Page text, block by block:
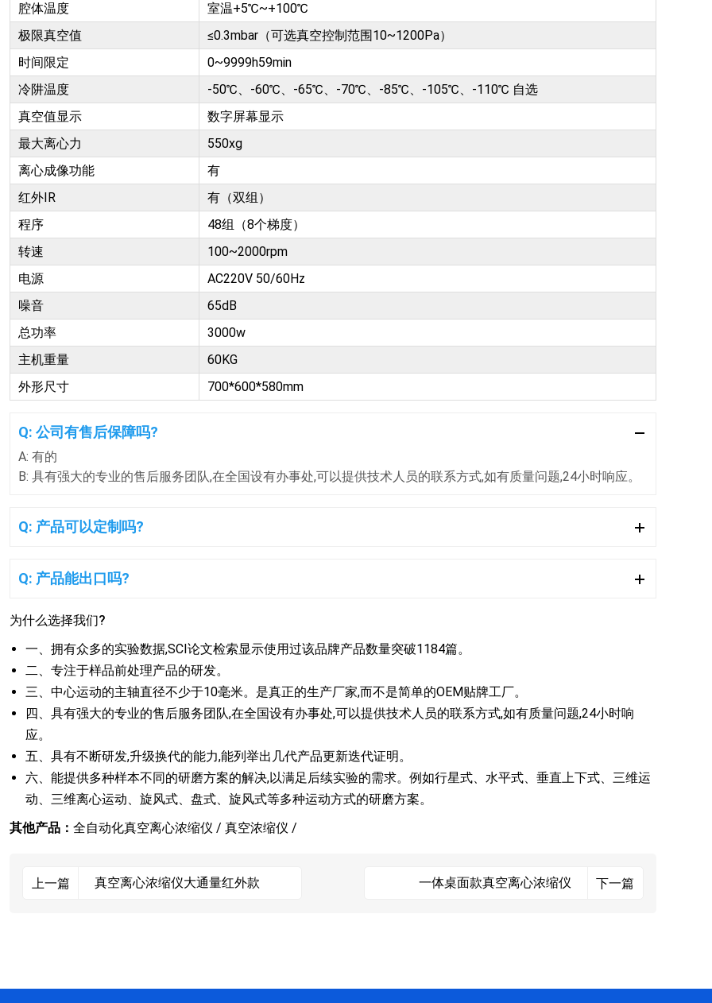
腔体温度
室温+5℃~+100℃
极限真空值
≤0.3mbar（可选真空控制范围10~1200Pa）
时间限定
0~9999h59min
冷阱温度
-50℃、-60℃、-65℃、-70℃、-85℃、-105℃、-110℃ 自选
真空值显示
数字屏幕显示
最大离心力
550xg
离心成像功能
有
红外IR
有（双组）
程序
48组（8个梯度）
转速
100~2000rpm
电源
AC220V 50/60Hz
噪音
65dB
总功率
3000w
主机重量
60KG
外形尺寸
700*600*580mm
Q: 公司有售后保障吗?
A: 有的
B: 具有强大的专业的售后服务团队,在全国设有办事处,可以提供技术人员的联系方式,如有质量问题,24小时响应。
Q: 产品可以定制吗?
Q: 产品能出口吗?
为什么选择我们?
一、拥有众多的实验数据,SCI论文检索显示使用过该品牌产品数量突破1184篇。
二、专注于样品前处理产品的研发。
三、中心运动的主轴直径不少于10毫米。是真正的生产厂家,而不是简单的OEM贴牌工厂。
四、具有强大的专业的售后服务团队,在全国设有办事处,可以提供技术人员的联系方式,如有质量问题,24小时响
应。
五、具有不断研发,升级换代的能力,能列举出几代产品更新迭代证明。
六、能提供多种样本不同的研磨方案的解决,以满足后续实验的需求。例如行星式、水平式、垂直上下式、三维运
动、三维离心运动、旋风式、盘式、旋风式等多种运动方式的研磨方案。
其他产品： 全自动化真空离心浓缩仪 / 真空浓缩仪 /
上一篇 真空离心浓缩仪大通量红外款 一体桌面款真空离心浓缩仪 下一篇